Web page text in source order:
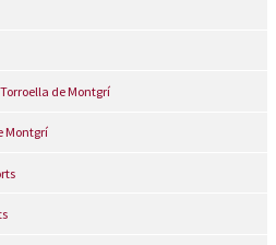
de Montgrí
Montgrí